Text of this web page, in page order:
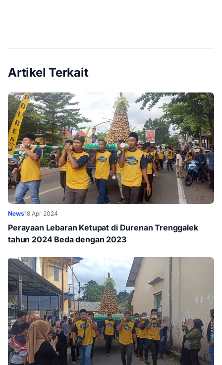
Artikel Terkait
News18 Apr 2024
Perayaan Lebaran Ketupat di Durenan Trenggalek
tahun 2024 Beda dengan 2023